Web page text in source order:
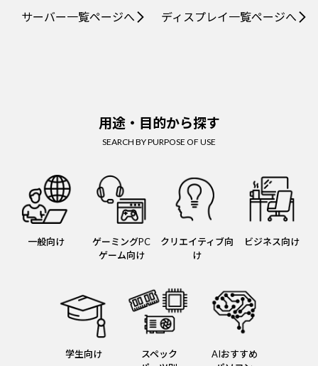
サーバー一覧ページへ ディスプレイ一覧ページへ
用途・目的から探す
SEARCH BY PURPOSE OF USE
一般向け
ゲーミングPC
ゲーム向け
クリエイティブ向
け
ビジネス向け
学生向け
スペック
AIおすすめ